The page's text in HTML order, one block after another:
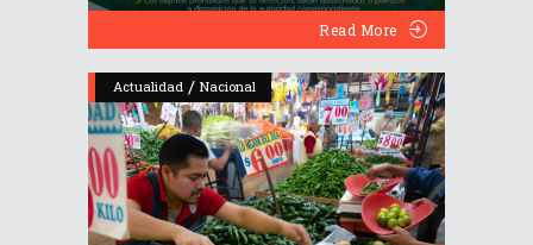
Read More
Actualidad / Nacional